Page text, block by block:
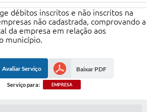
débitos inscritos e não inscritos na
não cadastrada, comprovando a
da empresa em relação aos
município.
Avaliar Serviço Baixar PDF
Serviço para: EMPRESA